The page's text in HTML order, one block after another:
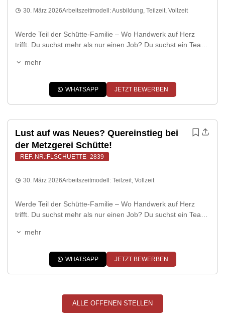
Werde Teil der Schütte-Familie – Wo Handwerk auf Herz
trifft. Du suchst mehr als nur einen Job? Du suchst ein Team,
Handwerk noch geschätzt wird? Dann bist du bei uns genau
Bei uns arbeitest du nicht für einen […]
mehr
30. März 2026Arbeitszeitmodell:Ausbildung, Teilzeit, Vollzeit
WHATSAPP JETZT BEWERBEN
Lust auf was Neues? Quereinstieg bei
der Metzgerei Schütte!
REF. NR.:FLSCHUETTE_2839
Werde Teil der Schütte-Familie – Wo Handwerk auf Herz
trifft. Du suchst mehr als nur einen Job? Du suchst ein Team,
Handwerk noch geschätzt wird? Dann bist du bei uns genau
Bei uns arbeitest du nicht für einen […]
mehr
30. März 2026Arbeitszeitmodell: Teilzeit, Vollzeit
WHATSAPP JETZT BEWERBEN
ALLE OFFENEN STELLEN